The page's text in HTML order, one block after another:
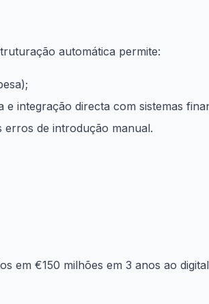
automática permite:
integração directa com sistemas
erros de introdução manual.
em €150 milhões em 3 anos ao